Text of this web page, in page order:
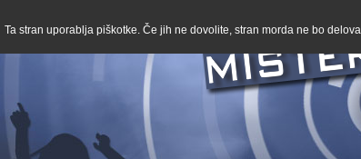
Ta stran uporablja piškotke. Če jih ne dovolite, stran morda ne bo